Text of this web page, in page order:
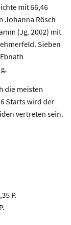
mit 66,46
Johanna Rösch
(Jg. 2002) mit
Sieben
die meisten
Starts wird der
vertreten sein.
P.